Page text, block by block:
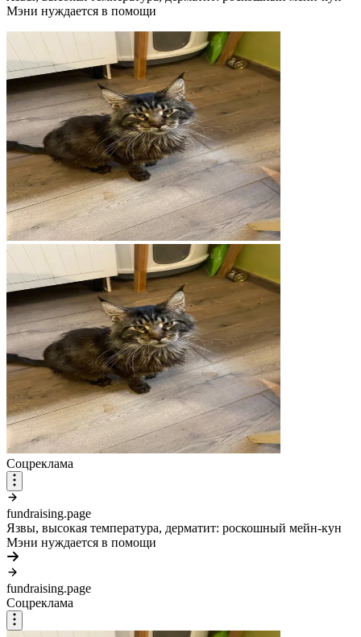
Мэни нуждается в помощи
Соцреклама
fundraising.page
Язвы, высокая температура, дерматит: роскошный мейн-кун
Мэни нуждается в помощи
fundraising.page
Соцреклама